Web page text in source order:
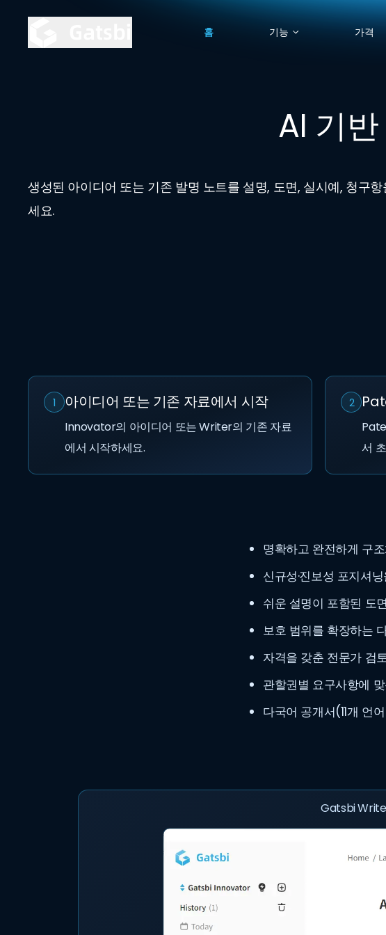
홈 기능 가격
AI 기
생성된 아이디어 또는 기존 발명 노트를 설명, 도면, 실시예, 청구
세요.
1 아이디어 또는 기존 자료에서 시작
Innovator의 아이디어 또는 Writer의 기존 자료
에서 시작하세요.
2
서
명확하고 완전하게 구
신규성·진보성 포지셔
쉬운 설명이 포함된 도면
보호 범위를 확장하는
자격을 갖춘 전문가 검
관할권별 요구사항에
다국어 공개서(11개 언
Gatsbi